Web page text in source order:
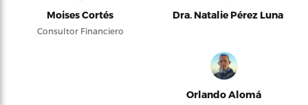
Moises Cortés
Consultor Financiero
Dra. Natalie Pérez Luna
Orlando Alomá